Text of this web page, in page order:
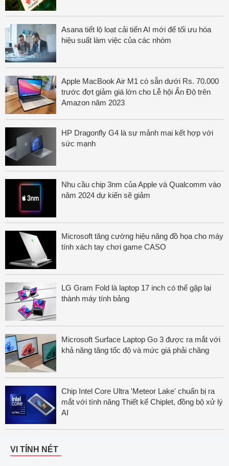
Asana tiết lộ loạt cải tiến AI mới để tối ưu hóa
hiệu suất làm việc của các nhóm
Apple MacBook Air M1 có sẵn dưới Rs. 70.000
trước đợt giảm giá lớn cho Lễ hội Ấn Độ trên
Amazon năm 2023
HP Dragonfly G4 là sự mảnh mai kết hợp với
sức mạnh
Nhu cầu chip 3nm của Apple và Qualcomm vào
năm 2024 dự kiến sẽ giảm
Microsoft tăng cường hiệu năng đồ họa cho máy
tính xách tay chơi game CASO
LG Gram Fold là laptop 17 inch có thể gập lại
thành máy tính bảng
Microsoft Surface Laptop Go 3 được ra mắt với
khả năng tăng tốc độ và mức giá phải chăng
Chip Intel Core Ultra 'Meteor Lake' chuẩn bị ra
mắt với tính năng Thiết kế Chiplet, đồng bộ xử lý
AI
VI TÍNH NÉT